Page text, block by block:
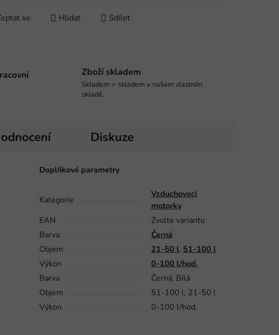
se Hlídat Sdílet
Zboží skladem
Skladem = skladem v našem vlastním
skladě.
Diskuze
Doplňkové parametry
Kategorie
Vzduchovací
motorky
EAN
Zvolte variantu
Barva
Černá
Objem
21-50 l, 51-100 l
Výkon
0-100 l/hod.
Barva
Černá, Bílá
Objem
51-100 l, 21-50 l
Výkon
0-100 l/hod.